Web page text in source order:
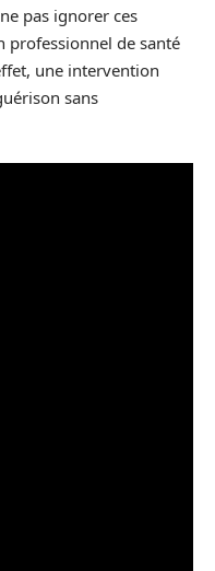
pas ignorer ces
professionnel de santé
une intervention
sans